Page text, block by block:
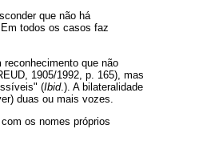
que não há
todos os casos faz
que não
1905/1992, p. 165), mas
(Ibid.). A bilateralidade
duas ou mais vozes.
os nomes próprios